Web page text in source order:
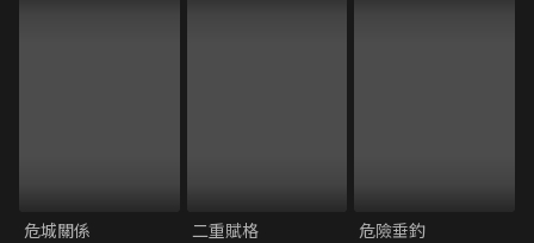
危城關係 二重賦格 危險垂釣